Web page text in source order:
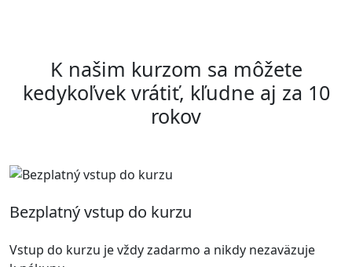
K našim kurzom sa môžete
kedykoľvek vrátiť, kľudne aj za 10
rokov
Bezplatný vstup do kurzu
Vstup do kurzu je vždy zadarmo a nikdy nezaväzuje